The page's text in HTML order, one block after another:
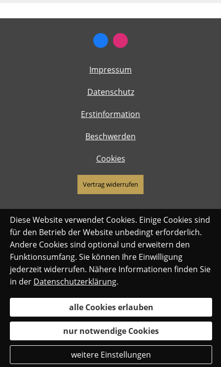
Impressum
Datenschutz
Erstinformation
Beschwerden
Cookies
Vertrag widerrufen
Diese Website verwendet Cookies. Einige Cookies sind
für den Betrieb der Website unbedingt erforderlich.
Andere Cookies sind optional und erweitern den
Funktionsumfang. Sie können Ihre Einwilligung
jederzeit widerrufen. Nähere Informationen finden Sie
in der Datenschutzerklärung.
alle Cookies erlauben
nur notwendige Cookies
weitere Einstellungen